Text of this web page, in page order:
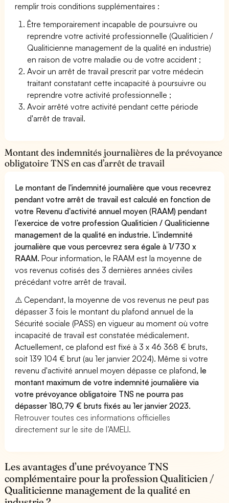
remplir trois conditions supplémentaires :
Être temporairement incapable de poursuivre ou
reprendre votre activité professionnelle (Qualiticien /
Qualiticienne management de la qualité en industrie)
en raison de votre maladie ou de votre accident ;
Avoir un arrêt de travail prescrit par votre médecin
traitant constatant cette incapacité à poursuivre ou
reprendre votre activité professionnelle ;
Avoir arrêté votre activité pendant cette période
d'arrêt de travail.
Montant des indemnités journalières de la prévoyance
obligatoire TNS en cas d’arrêt de travail
Le montant de l'indemnité journalière que vous recevrez
pendant votre arrêt de travail est calculé en fonction de
votre Revenu d'activité annuel moyen (RAAM) pendant
l’exercice de votre profession Qualiticien / Qualiticienne
management de la qualité en industrie. L’indemnité
journalière que vous percevrez sera égale à 1/730 x
RAAM. Pour information, le RAAM est la moyenne de
vos revenus cotisés des 3 dernières années civiles
précédant votre arrêt de travail.
⚠️ Cependant, la moyenne de vos revenus ne peut pas
dépasser 3 fois le montant du plafond annuel de la
Sécurité sociale (PASS) en vigueur au moment où votre
incapacité de travail est constatée médicalement.
Actuellement, ce plafond est fixé à 3 x 46 368 € bruts,
soit 139 104 € brut (au 1er janvier 2024). Même si votre
revenu d'activité annuel moyen dépasse ce plafond,le
montant maximum de votre indemnité journalière via
votre prévoyance obligatoire TNS ne pourra pas
dépasser 180,79 € bruts fixés au 1er janvier 2023.
Retrouver toutes ces informations officielles
directement sur le site de l’AMELI.
Les avantages d’une prévoyance TNS
complémentaire pour la profession Qualiticien /
Qualiticienne management de la qualité en